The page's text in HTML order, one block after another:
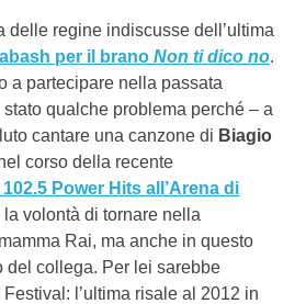
delle regine indiscusse dell’ultima
per il brano Non ti dico no.
a partecipare nella passata
stato qualche problema perché – a
cantare una canzone di Biagio
corso della recente
102.5 Power Hits all’Arena di
la volontà di tornare nella
Rai, ma anche in questo
del collega. Per lei sarebbe
Festival: l’ultima risale al 2012 in